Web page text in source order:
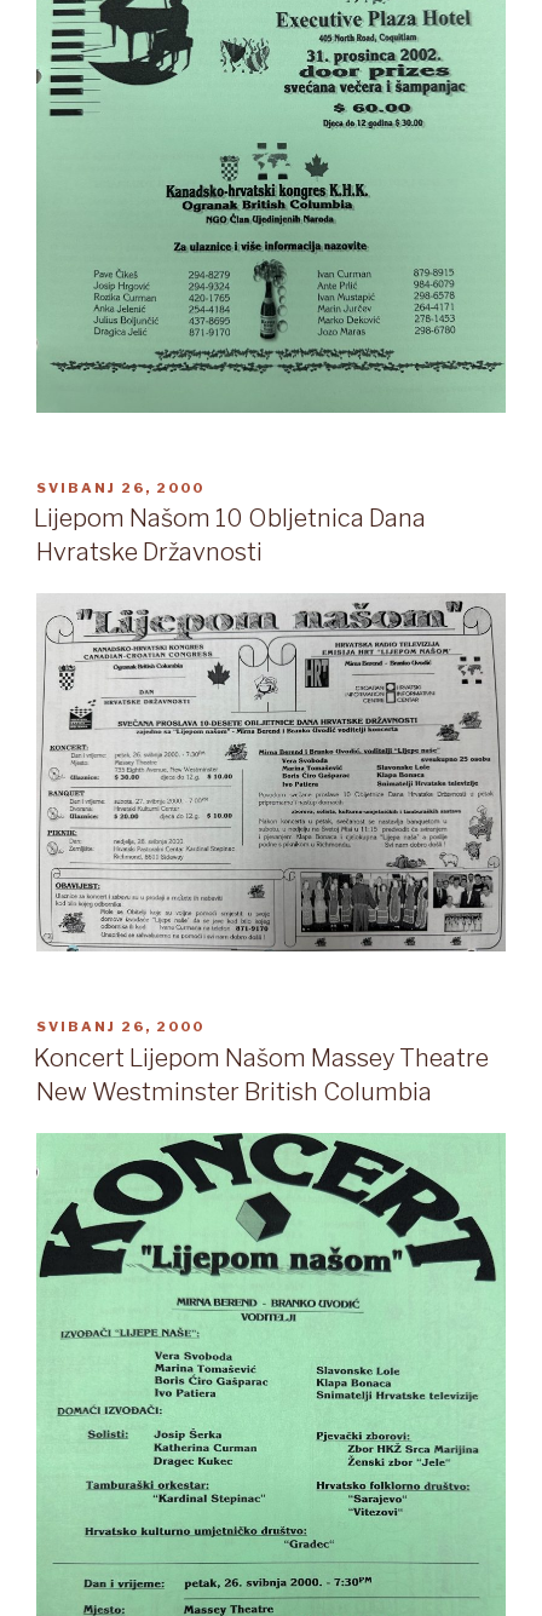
OBJAVLJENO
SVIBANJ 26, 2000
Lijepom Našom 10 Obljetnica Dana
Hvratske Državnosti
OBJAVLJENO
SVIBANJ 26, 2000
Koncert Lijepom Našom Massey Theatre
New Westminster British Columbia